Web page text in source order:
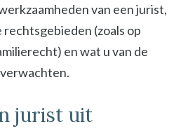
van een jurist,
(zoals op
en wat u van de
jurist uit